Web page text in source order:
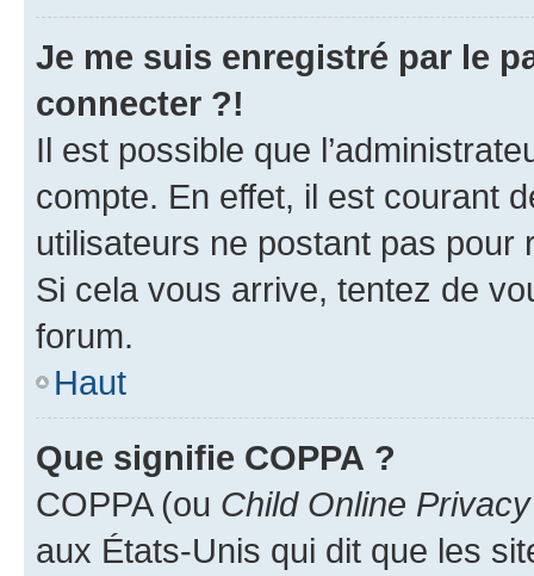
Je me suis enregistré par le
connecter ?!
Il est possible que
compte. En effet, il est courant
utilisateurs ne postant pas pour
Si cela vous arrive, tentez de
forum.
Haut
Que signifie COPPA ?
COPPA (ou Child Online
aux États-Unis qui dit que les